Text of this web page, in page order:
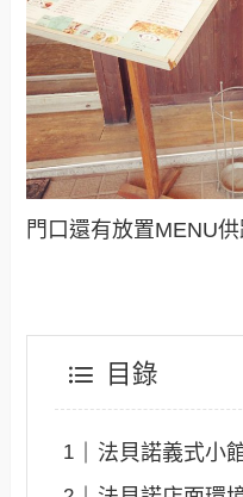
門口還有放置MENU
目錄
法貝諾義式小